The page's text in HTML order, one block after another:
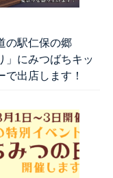
の駅仁保の郷
」にみつばちキッ
で出店します！